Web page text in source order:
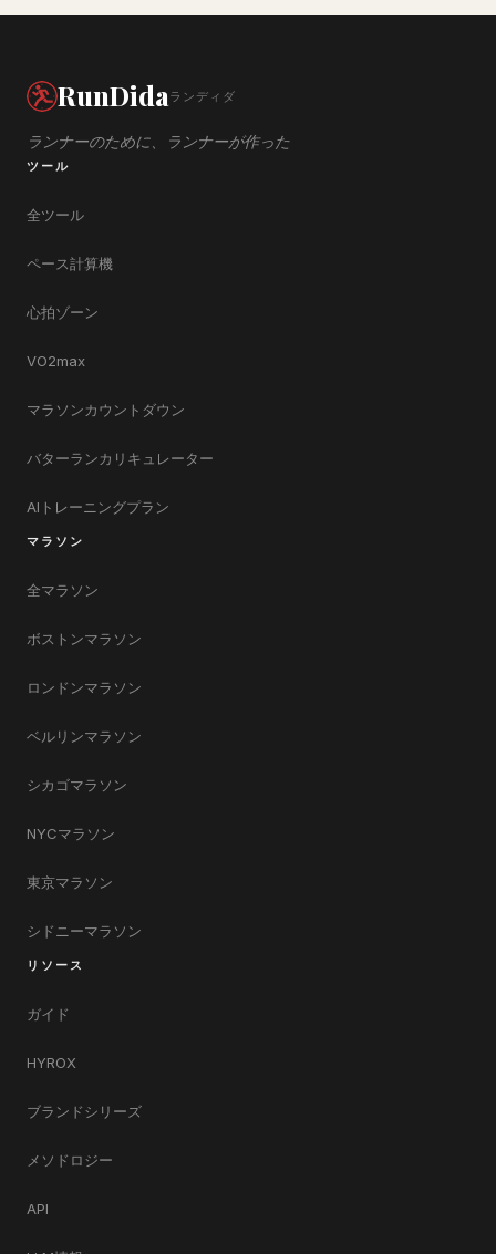
RunDidaランディダ
ランナーのために、ランナーが作った
ツール
全ツール
ペース計算機
心拍ゾーン
VO2max
マラソンカウントダウン
バターランカリキュレーター
AIトレーニングプラン
マラソン
全マラソン
ボストンマラソン
ロンドンマラソン
ベルリンマラソン
シカゴマラソン
NYCマラソン
東京マラソン
シドニーマラソン
リソース
ガイド
HYROX
ブランドシリーズ
メソドロジー
API